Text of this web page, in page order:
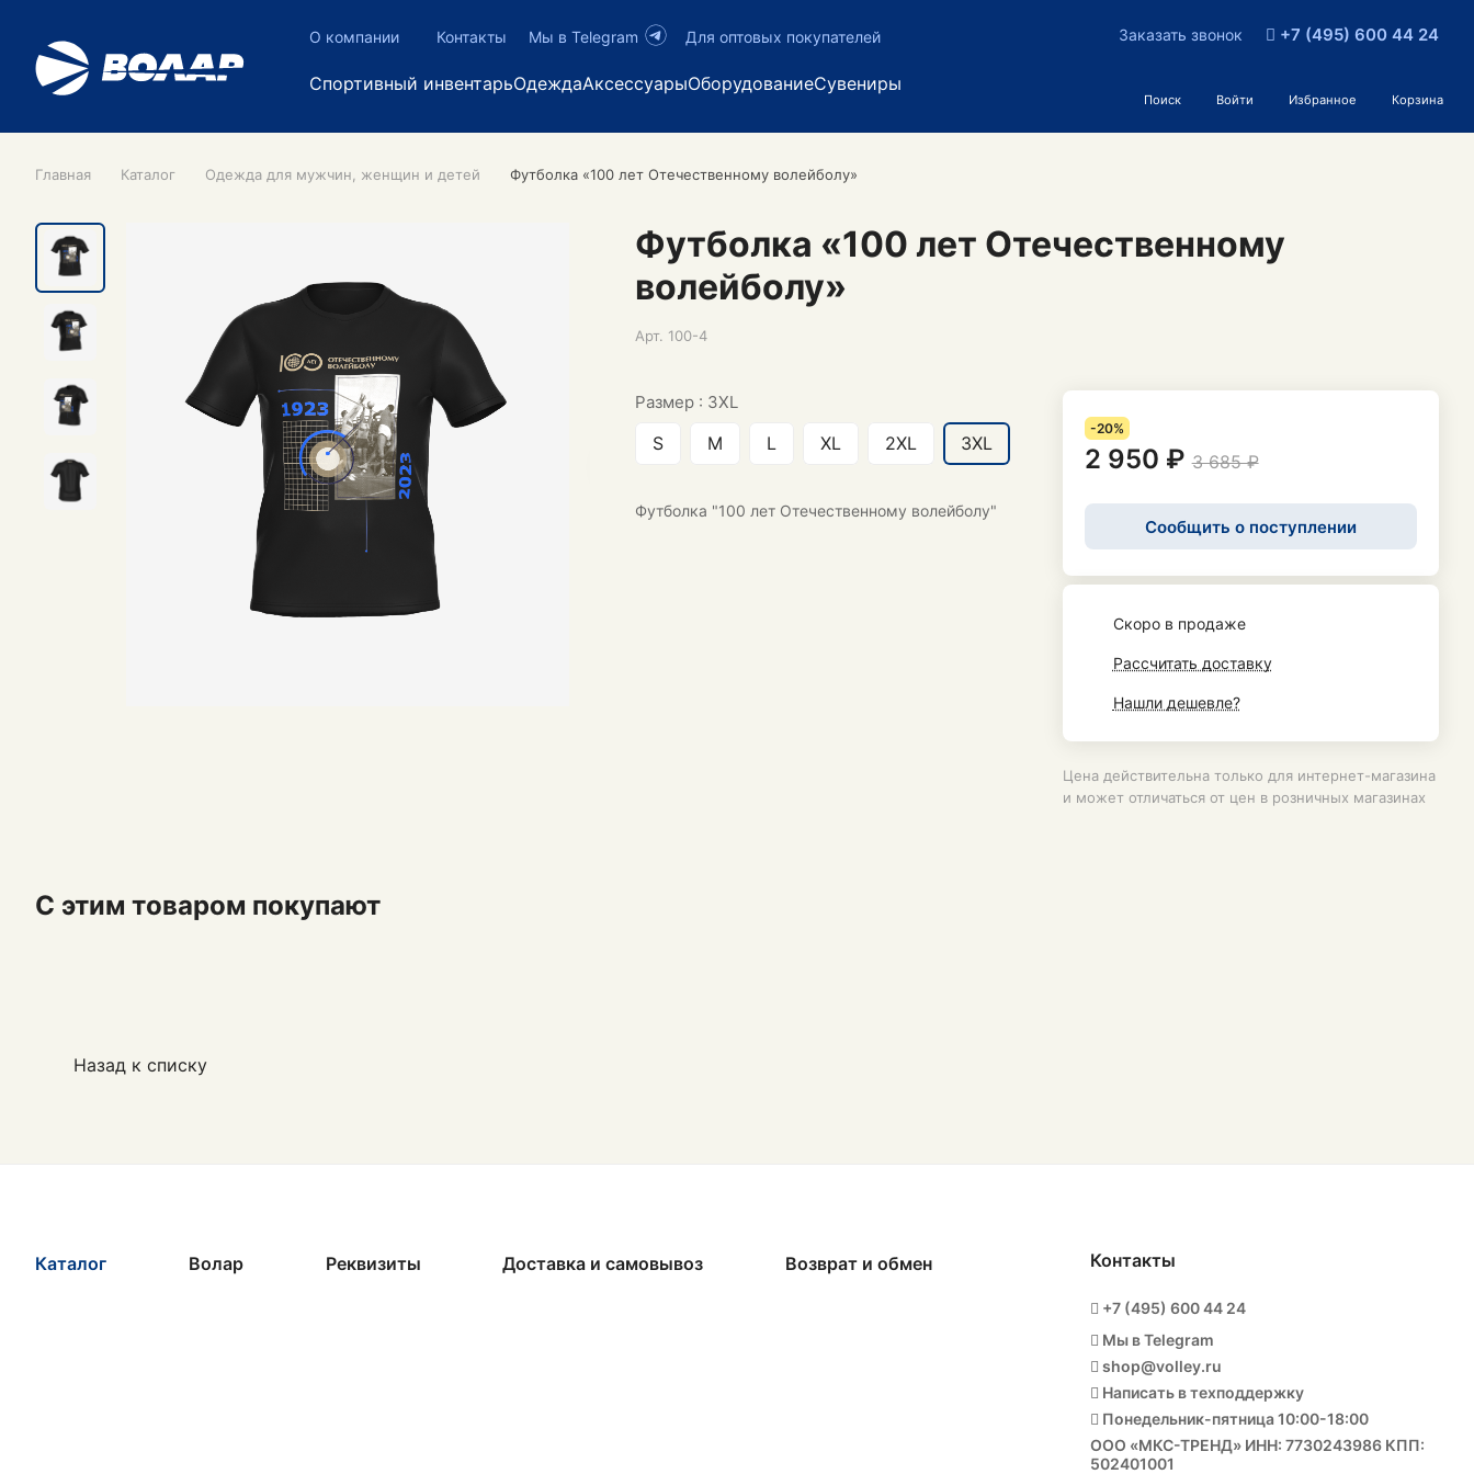
О компании Контакты Мы в Telegram Для оптовых покупателей
Спортивный инвентарьОдеждаАксессуарыОборудованиеСувениры
Заказать звонок +7 (495) 600 44 24
Поиск Войти Избранное Корзина
Главная Каталог Одежда для мужчин, женщин и детей Футболка «100 лет Отечественному волейболу»
Футболка «100 лет Отечественному
волейболу»
Арт. 100-4
Размер : 3XL
S M L XL 2XL 3XL
Футболка "100 лет Отечественному волейболу"
-20%
2 950 ₽ 3 685 ₽
Сообщить о поступлении
Cкоро в продаже
Рассчитать доставку
Нашли дешевле?
Цена действительна только для интернет-магазина
и может отличаться от цен в розничных магазинах
С этим товаром покупают
Назад к списку
Каталог Волар Реквизиты Доставка и самовывоз Возврат и обмен Контакты
+7 (495) 600 44 24
Мы в Telegram
shop@volley.ru
Написать в техподдержку
Понедельник-пятница 10:00-18:00
ООО «МКС-ТРЕНД» ИНН: 7730243986 КПП:
502401001